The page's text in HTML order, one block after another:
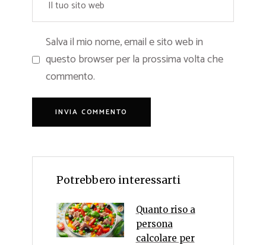
Salva il mio nome, email e sito web in
questo browser per la prossima volta che
commento.
Potrebbero interessarti
Quanto riso a
persona
calcolare per